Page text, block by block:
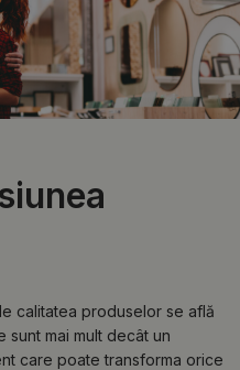
calitatea produselor se află
sunt mai mult decât un
care poate transforma orice